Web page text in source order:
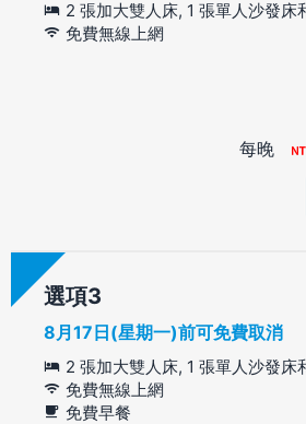
2 張加大雙人床, 1 張單人沙發床
免費無線上網
每晚
選項
8月17日(星期一)前可免費取消
2 張加大雙人床, 1 張單人沙發床
免費無線上網
免費早餐